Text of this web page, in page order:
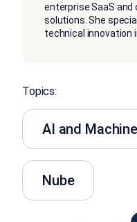
enterprise SaaS
solutions. She
technical innovation
Topics:
AI and
Nube